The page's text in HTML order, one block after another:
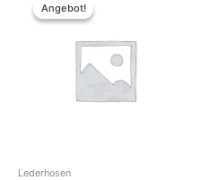
Angebot!
Angebot!
Lederhosen
war:
129,95 €